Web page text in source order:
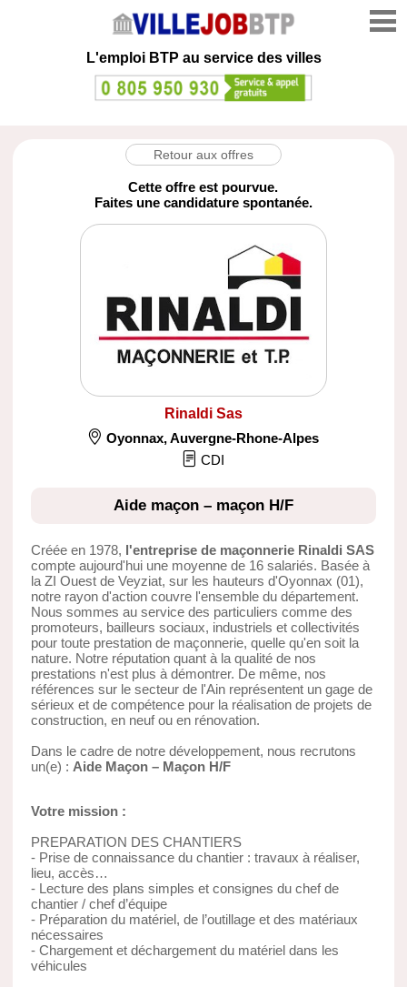
L'emploi BTP au service des villes
Retour aux offres
Cette offre est pourvue.
Faites une candidature spontanée.
Rinaldi Sas
Oyonnax,Auvergne-Rhone-Alpes
CDI
Aide maçon – maçon H/F
Créée en 1978, l'entreprise de maçonnerie Rinaldi SAS
compte aujourd'hui une moyenne de 16 salariés. Basée à
la ZI Ouest de Veyziat, sur les hauteurs d'Oyonnax (01),
notre rayon d'action couvre l'ensemble du département.
Nous sommes au service des particuliers comme des
promoteurs, bailleurs sociaux, industriels et collectivités
pour toute prestation de maçonnerie, quelle qu'en soit la
nature. Notre réputation quant à la qualité de nos
prestations n'est plus à démontrer. De même, nos
références sur le secteur de l'Ain représentent un gage de
sérieux et de compétence pour la réalisation de projets de
construction, en neuf ou en rénovation.
Dans le cadre de notre développement, nous recrutons
un(e) : Aide Maçon – Maçon H/F
Votre mission :
PREPARATION DES CHANTIERS
- Prise de connaissance du chantier : travaux à réaliser,
lieu, accès…
- Lecture des plans simples et consignes du chef de
chantier / chef d’équipe
- Préparation du matériel, de l’outillage et des matériaux
nécessaires
- Chargement et déchargement du matériel dans les
véhicules